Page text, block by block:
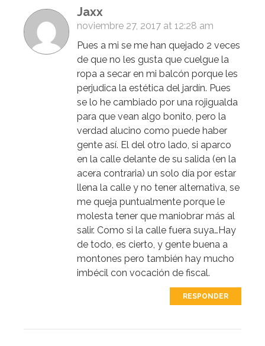
Jaxx
noviembre 27, 2017 at 12:28 am
Pues a mi se me han quejado 2 veces
de que no les gusta que cuelgue la
ropa a secar en mi balcón porque les
perjudica la estética del jardín. Pues
se lo he cambiado por una rojigualda
para que vean algo bonito, pero la
verdad alucino como puede haber
gente así. El del otro lado, si aparco
en la calle delante de su salida (en la
acera contraria) un solo día por estar
llena la calle y no tener alternativa, se
me queja puntualmente porque le
molesta tener que maniobrar más al
salir. Como si la calle fuera suya…Hay
de todo, es cierto, y gente buena a
montones pero también hay mucho
imbécil con vocación de fiscal.
RESPONDER